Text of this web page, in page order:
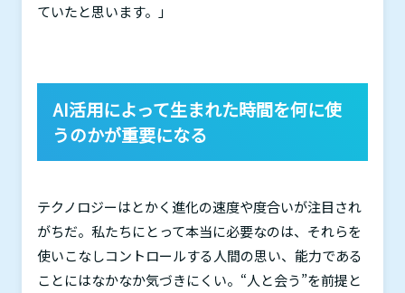
ていたと思います。」
AI活用によって生まれた時間を何に使
うのかが重要になる
テクノロジーはとかく進化の速度や度合いが注目され
がちだ。私たちにとって本当に必要なのは、それらを
使いこなしコントロールする人間の思い、能力である
ことにはなかなか気づきにくい。“人と会う”を前提と